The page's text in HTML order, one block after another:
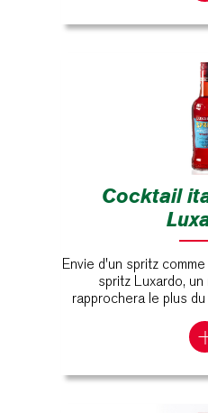
Cocktail
Envie d'un spritz
spritz Luxardo,
rapprochera le plus